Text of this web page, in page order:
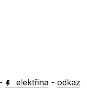
- elektřina -odkaz